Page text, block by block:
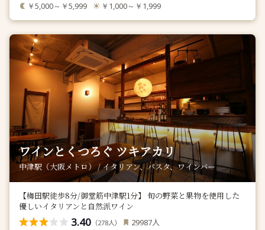
￥5,000～￥5,999 ￥1,000～￥1,999
ワインとくつろぐ ツキアカリ
中津駅（大阪メトロ） / イタリアン、パスタ、ワインバー
【梅田駅徒歩8分/御堂筋中津駅1分】 旬の野菜と果物を使用した
優しいイタリアンと自然派ワイン
3.40 （278人） 29987人